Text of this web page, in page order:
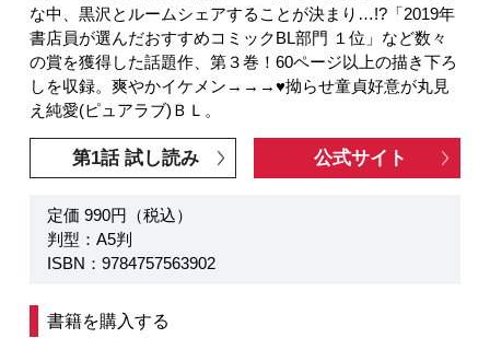
な中、黒沢とルームシェアすることが決まり…!?「2019年
書店員が選んだおすすめコミックBL部門 １位」など数々
の賞を獲得した話題作、第３巻！60ページ以上の描き下ろ
しを収録。爽やかイケメン→→→♥拗らせ童貞好意が丸見
え純愛(ピュアラブ)ＢＬ。
第1話 試し読み 公式サイト
定価 990円（税込）
判型：A5判
ISBN：9784757563902
書籍を購入する